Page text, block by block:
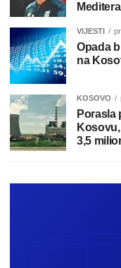
VIJESTI
Opada
na
KOSOVO
Porasla
3,5